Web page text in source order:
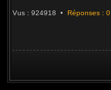
Vus : 924918 • Réponses : 0